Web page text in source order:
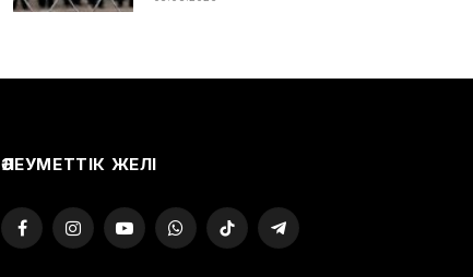
ӘЛЕУМЕТТІК ЖЕЛІ
FacebookInstagramYouTubeWhatsAppTikTok Telegram